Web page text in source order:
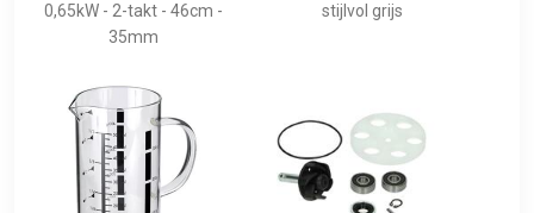
0,65kW - 2-takt - 46cm -
35mm
stijlvol grijs